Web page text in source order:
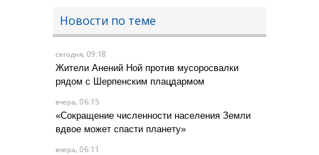
Новости по теме
сегодня, 09:18
Жители Анений Ной против мусоросвалки
рядом с Шерпенским плацдармом
вчера, 06:15
«Сокращение численности населения Земли
вдвое может спасти планету»
вчера, 06:11